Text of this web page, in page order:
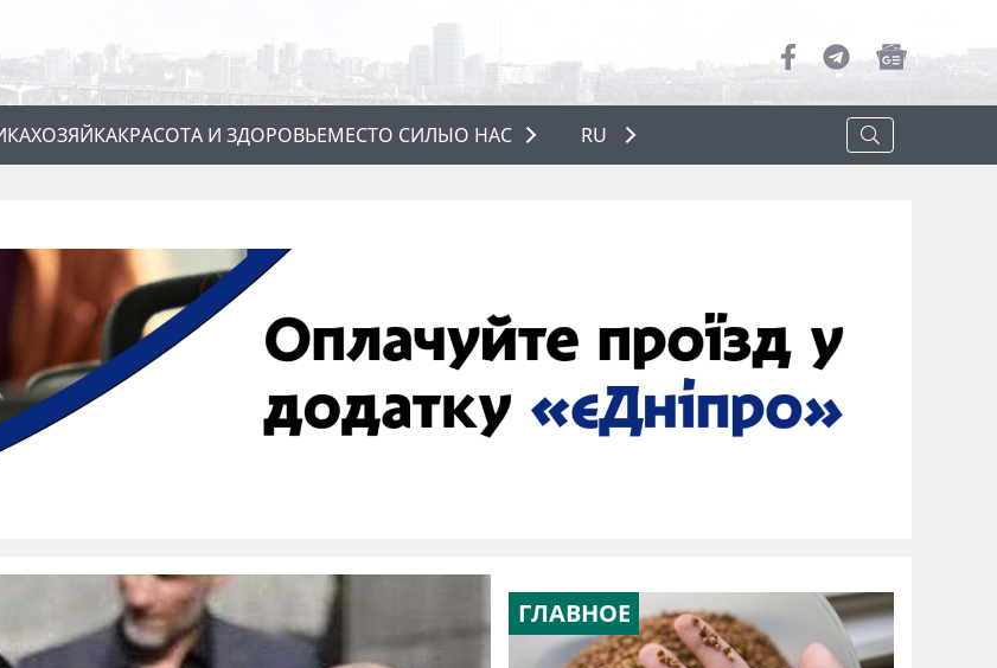
ХОЗЯЙКАКРАСОТА И ЗДОРОВЬЕМЕСТО СИЛЫО НАС
RU
ГЛАВНОЕ